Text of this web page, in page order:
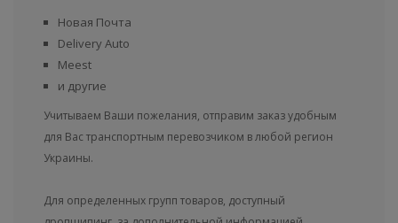
Новая Почта
Delivery Auto
Meest
и другие
Учитываем Ваши пожелания, отправим заказ удобным
для Вас транспортным перевозчиком в любой регион
Украины.
Для определенных групп товаров, доступный